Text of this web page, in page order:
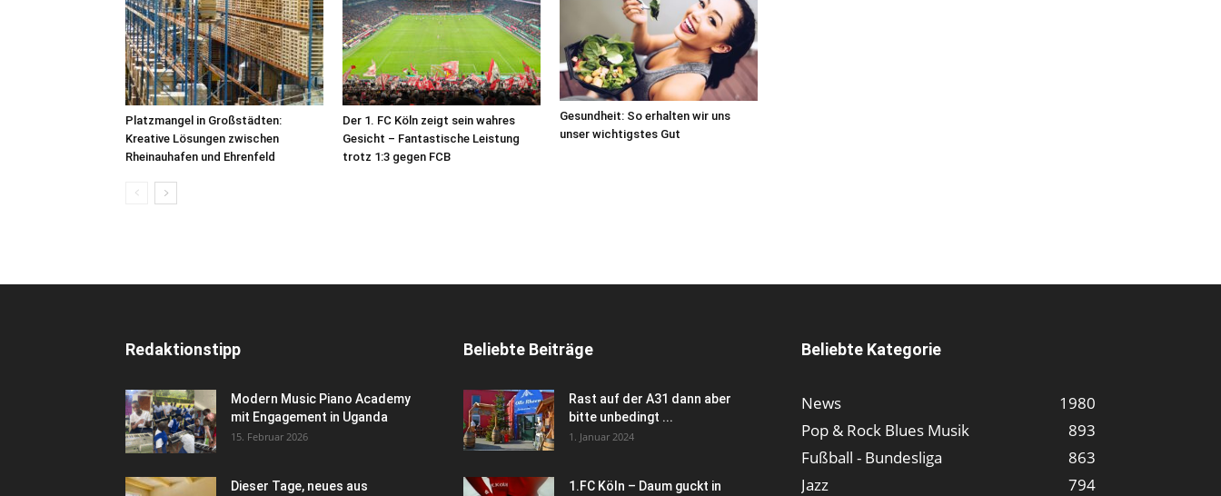
Platzmangel in Großstädten:
Kreative Lösungen zwischen
Rheinauhafen und Ehrenfeld
Der 1. FC Köln zeigt sein wahres
Gesicht – Fantastische Leistung
trotz 1:3 gegen FCB
Gesundheit: So erhalten wir uns
unser wichtigstes Gut
Redaktionstipp
Modern Music Piano Academy
mit Engagement in Uganda
15. Februar 2026
Dieser Tage, neues aus
Beliebte Beiträge
Rast auf der A31 dann aber
bitte unbedingt ...
1. Januar 2024
1.FC Köln – Daum guckt in
Beliebte Kategorie
News
1980
Pop & Rock Blues Musik
893
Fußball - Bundesliga
863
Jazz
794